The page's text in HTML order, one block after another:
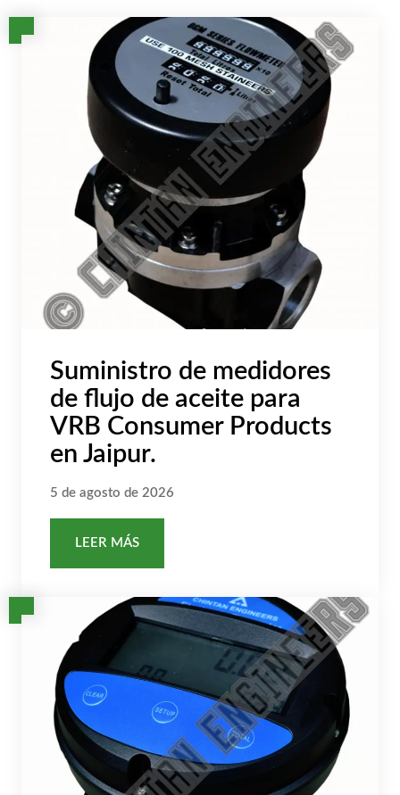
AR
BN
ML
PT
RU
Suministro de medidores
de flujo de aceite para
VRB Consumer Products
en Jaipur.
5 de agosto de 2026
LEER MÁS